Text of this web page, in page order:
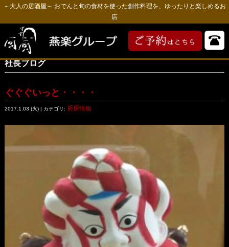
～大人の居酒屋～ おでんと旬の食材を使った創作料理を、ゆったりと楽しめるお
店
社長ブログ
ぐぐぐいっと・・・・
2017.1.03 (火) | カテゴリ: 厨厨情報